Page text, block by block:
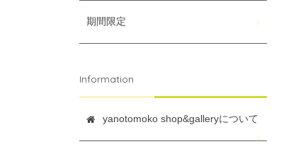
期間限定
Information
yanotomoko shop&galleryについて